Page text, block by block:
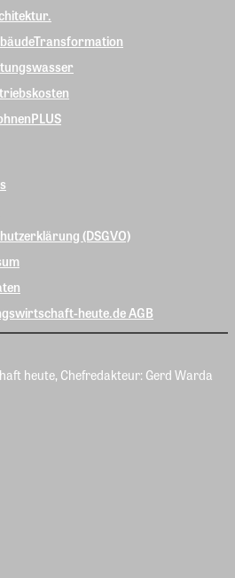
(DSGVO)
heute.de AGB
heute, Chefredakteur: Gerd Warda